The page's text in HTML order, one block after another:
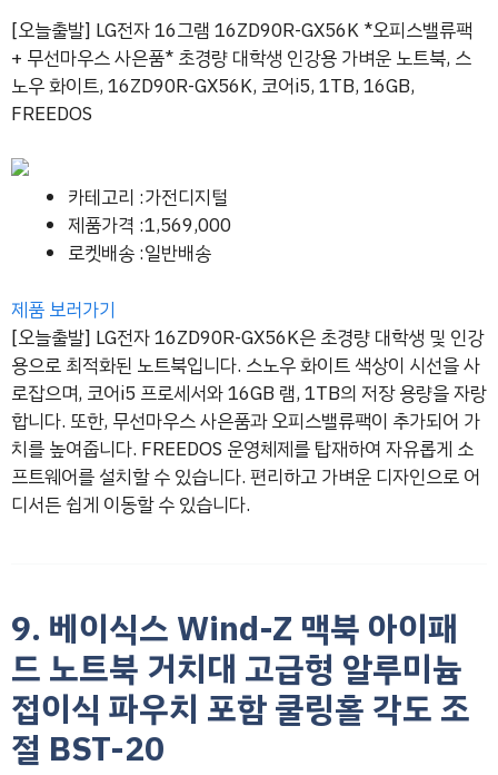
[오늘출발] LG전자 16그램 16ZD90R-GX56K *오피스밸류팩
+ 무선마우스 사은품* 초경량 대학생 인강용 가벼운 노트북, 스
노우 화이트, 16ZD90R-GX56K, 코어i5, 1TB, 16GB,
FREEDOS
카테고리 :가전디지털
제품가격 :1,569,000
로켓배송 :일반배송
제품 보러가기
[오늘출발] LG전자 16ZD90R-GX56K은 초경량 대학생 및 인강
용으로 최적화된 노트북입니다. 스노우 화이트 색상이 시선을 사
로잡으며, 코어i5 프로세서와 16GB 램, 1TB의 저장 용량을 자랑
합니다. 또한, 무선마우스 사은품과 오피스밸류팩이 추가되어 가
치를 높여줍니다. FREEDOS 운영체제를 탑재하여 자유롭게 소
프트웨어를 설치할 수 있습니다. 편리하고 가벼운 디자인으로 어
디서든 쉽게 이동할 수 있습니다.
9. 베이식스 Wind-Z 맥북 아이패
드 노트북 거치대 고급형 알루미늄
접이식 파우치 포함 쿨링홀 각도 조
절 BST-20